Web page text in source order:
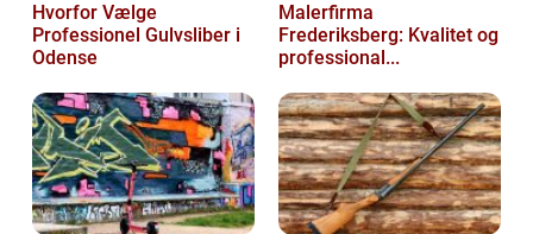
Hvorfor Vælge
Professionel Gulvsliber i
Odense
Malerfirma
Frederiksberg: Kvalitet og
professional...